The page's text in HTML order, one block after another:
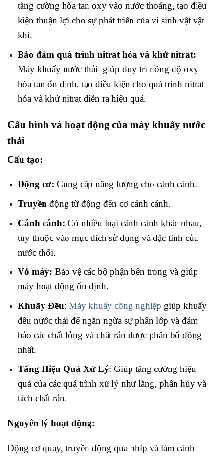
tăng cường hòa tan oxy vào nước thoáng, tạo điều
kiện thuận lợi cho sự phát triển của vi sinh vật vật
khí.
Bảo đảm quá trình nitrat hóa và khử nitrat:
Máy khuấy nước thải giúp duy trì nồng độ oxy
hòa tan ổn định, tạo điều kiện cho quá trình nitrat
hóa và khử nitrat diễn ra hiệu quả.
Cấu hình và hoạt động của máy khuấy nước
thải
Cấu tạo:
Động cơ: Cung cấp năng lượng cho cánh cánh.
Truyền động từ động đến cơ cánh cánh.
Cánh cánh: Có nhiều loại cánh cánh khác nhau,
tùy thuộc vào mục đích sử dụng và đặc tính của
nước thổi.
Vỏ máy: Bảo vệ các bộ phận bên trong và giúp
máy hoạt động ổn định.
Khuấy Đều: Máy khuấy công nghiệp giúp khuấy
đều nước thải để ngăn ngừa sự phân lớp và đảm
bảo các chất lỏng và chất rắn được phân bố đồng
nhất.
Tăng Hiệu Quả Xử Lý: Giúp tăng cường hiệu
quả của các quá trình xử lý như lắng, phân hủy và
tách chất rắn.
Nguyên lý hoạt động:
Động cơ quay, truyền động qua nhíp và làm cánh